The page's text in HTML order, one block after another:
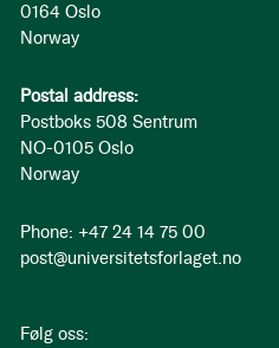
0164 Oslo
Norway
Postal address:
Postboks 508 Sentrum
NO-0105 Oslo
Norway
Phone: +47 24 14 75 00
post@universitetsforlaget.no
Følg oss: